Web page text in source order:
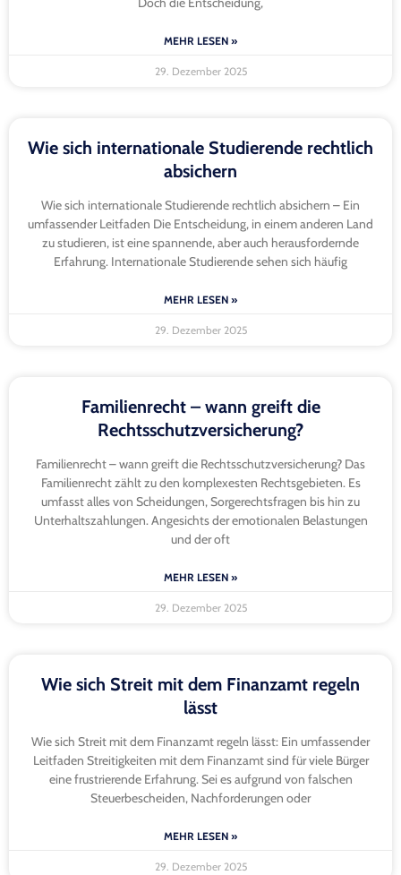
MEHR LESEN »
29. Dezember 2025
Wie sich internationale Studierende rechtlich
absichern
Wie sich internationale Studierende rechtlich absichern – Ein
umfassender Leitfaden Die Entscheidung, in einem anderen Land
zu studieren, ist eine spannende, aber auch herausfordernde
Erfahrung. Internationale Studierende sehen sich häufig
MEHR LESEN »
29. Dezember 2025
Familienrecht – wann greift die
Rechtsschutzversicherung?
Familienrecht – wann greift die Rechtsschutzversicherung? Das
Familienrecht zählt zu den komplexesten Rechtsgebieten. Es
umfasst alles von Scheidungen, Sorgerechtsfragen bis hin zu
Unterhaltszahlungen. Angesichts der emotionalen Belastungen
und der oft
MEHR LESEN »
29. Dezember 2025
Wie sich Streit mit dem Finanzamt regeln
lässt
Wie sich Streit mit dem Finanzamt regeln lässt: Ein umfassender
Leitfaden Streitigkeiten mit dem Finanzamt sind für viele Bürger
eine frustrierende Erfahrung. Sei es aufgrund von falschen
Steuerbescheiden, Nachforderungen oder
MEHR LESEN »
29. Dezember 2025